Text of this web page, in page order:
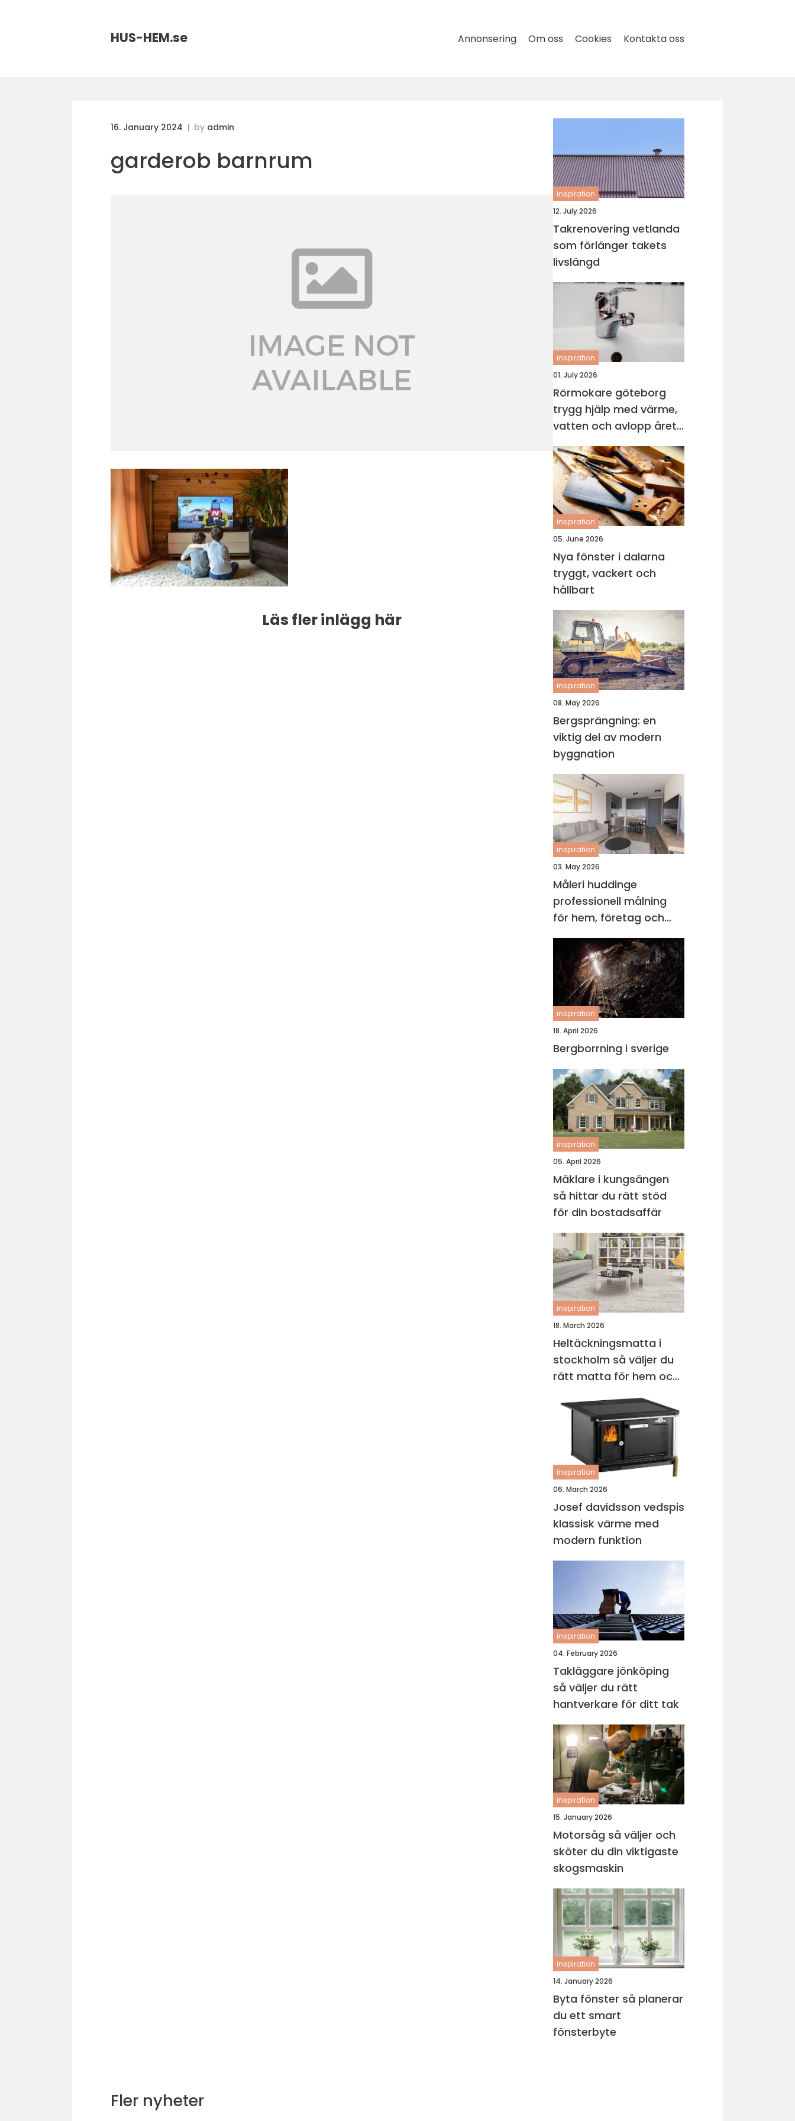
HUS-HEM.se Annonsering Om oss Cookies Kontakta oss
16. January 2024 by admin
garderob barnrum
Läs fler inlägg här
inspiration
12. July 2026
Takrenovering vetlanda
som förlänger takets
livslängd
inspiration
01. July 2026
Rörmokare göteborg
trygg hjälp med värme,
vatten och avlopp året
runt
inspiration
05. June 2026
Nya fönster i dalarna
tryggt, vackert och
hållbart
inspiration
08. May 2026
Bergsprängning: en
viktig del av modern
byggnation
inspiration
03. May 2026
Måleri huddinge
professionell målning
för hem, företag och
föreningar
inspiration
18. April 2026
Bergborrning i sverige
inspiration
05. April 2026
Mäklare i kungsängen
så hittar du rätt stöd
för din bostadsaffär
inspiration
18. March 2026
Heltäckningsmatta i
stockholm så väljer du
rätt matta för hem och
inspiration
06. March 2026
Josef davidsson vedspis
klassisk värme med
modern funktion
inspiration
04. February 2026
Takläggare jönköping
så väljer du rätt
hantverkare för ditt tak
inspiration
15. January 2026
Motorsåg så väljer och
sköter du din viktigaste
skogsmaskin
inspiration
14. January 2026
Byta fönster så planerar
du ett smart
fönsterbyte
Fler nyheter